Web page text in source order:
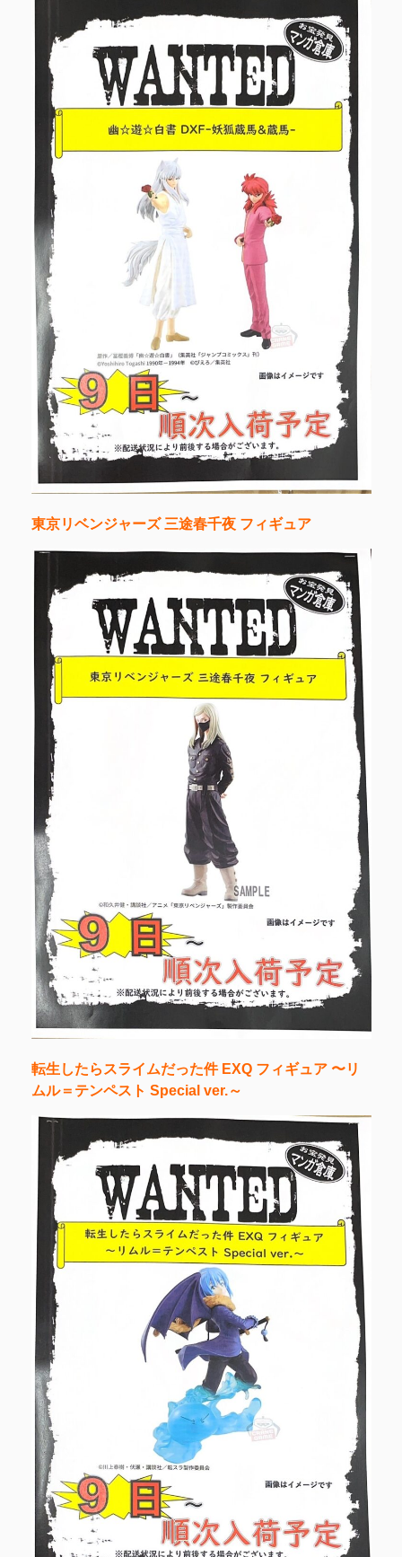
東京リベンジャーズ 三途春千夜 フィギュア
転生したらスライムだった件 EXQ フィギュア 〜リ
ムル＝テンペスト Special ver.～